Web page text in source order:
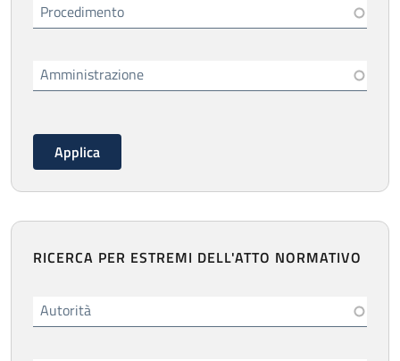
Procedimento
Amministrazione
RICERCA PER ESTREMI DELL'ATTO NORMATIVO
Autorità